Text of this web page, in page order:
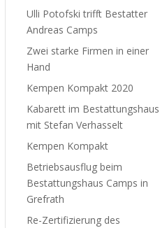
Ulli Potofski trifft Bestatter
Andreas Camps
Zwei starke Firmen in einer
Hand
Kempen Kompakt 2020
Kabarett im Bestattungshaus
mit Stefan Verhasselt
Kempen Kompakt
Betriebsausflug beim
Bestattungshaus Camps in
Grefrath
Re-Zertifizierung des